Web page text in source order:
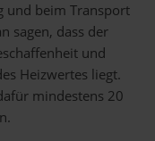
und beim Transport
sagen, dass der
und
Heizwertes liegt.
mindestens 20